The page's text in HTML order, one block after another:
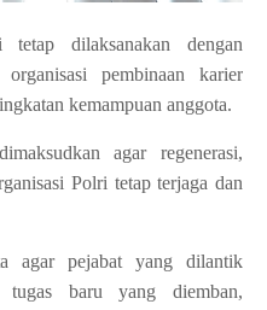
dilaksanakan dengan
organisasi pembinaan karier
kemampuan anggota.
agar regenerasi,
Polri tetap terjaga dan
agar pejabat yang dilantik
tugas baru yang diemban,